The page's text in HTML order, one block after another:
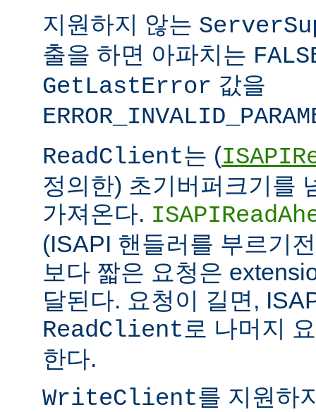
지원하지 않는
출을 하면 아파치는
GetLastError 값을
ReadClient는 (
정의한) 초기버퍼크기를
가져온다.
(ISAPI 핸들러를 부르기
보다 짧은 요청은
달된다. 요청이 길면,
ReadClient 로 나머지
한다.
WriteClient를 지원하